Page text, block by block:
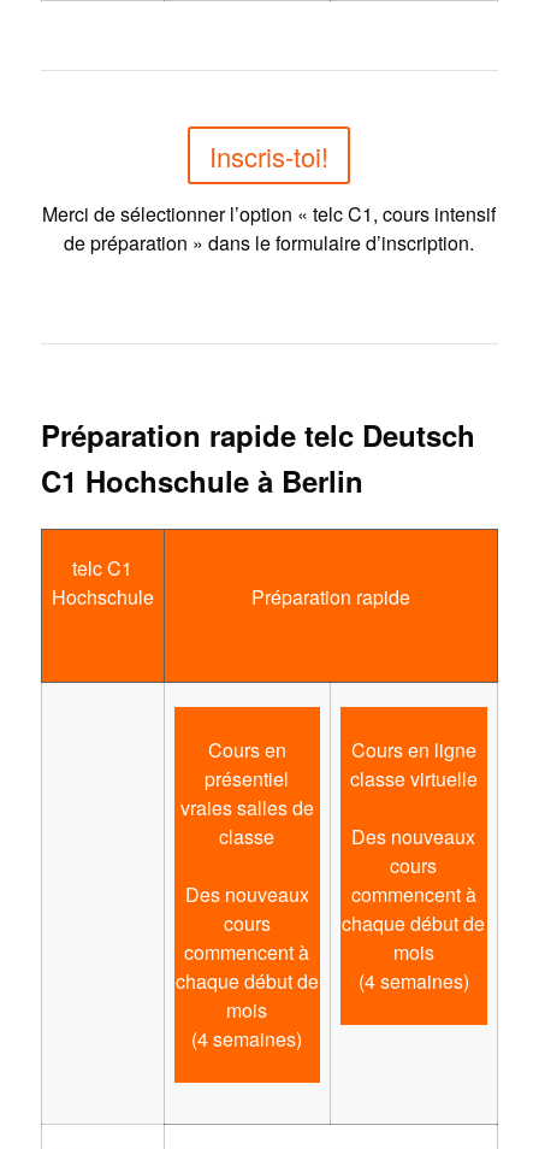
Inscris-toi!
Merci de sélectionner l’option « telc C1, cours intensif
de préparation » dans le formulaire d’inscription.
Préparation rapide telc Deutsch
C1 Hochschule à Berlin
telc C1
Hochschule
Préparation rapide
Cours en
présentiel
vraies salles de
classe
Des nouveaux
cours
commencent à
chaque début de
mois
(4 semaines)
Cours en ligne
classe virtuelle
Des nouveaux
cours
commencent à
chaque début de
mois
(4 semaines)